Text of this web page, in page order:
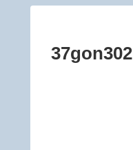
37gon302